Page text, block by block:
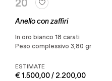
Anello con zaffiri
in oro bianco 18 carati
Peso complessivo 3,80 gr
ESTIMATE
€ 1.500,00 / 2.200,00